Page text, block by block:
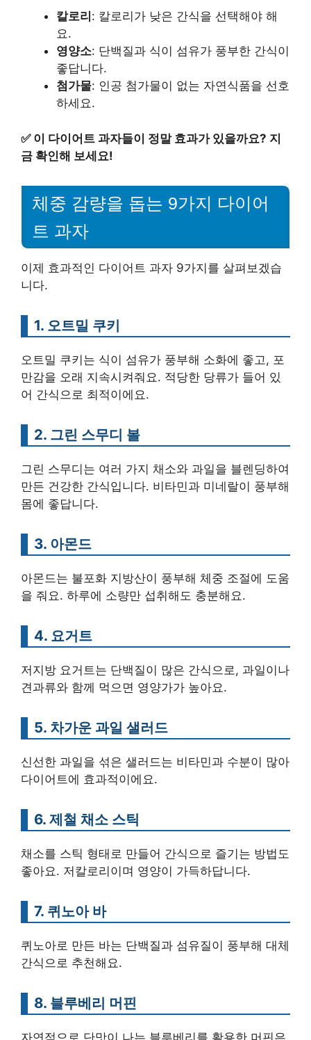
칼로리 : 칼로리가 낮은 간식을 선택해야 해
요.
영양소: 단백질과 식이 섬유가 풍부한 간식이
좋답니다.
첨가물: 인공 첨가물이 없는 자연식품을 선호
하세요.
✅ 이 다이어트 과자들이 정말 효과가 있을까요? 지
금 확인해 보세요!
체중 감량을 돕는 9가지 다이어
트 과자
이제 효과적인 다이어트 과자 9가지를 살펴보겠습
니다.
1. 오트밀 쿠키
오트밀 쿠키는 식이 섬유가 풍부해 소화에 좋고, 포
만감을 오래 지속시켜줘요. 적당한 당류가 들어 있
어 간식으로 최적이에요.
2. 그린 스무디 볼
그린 스무디는 여러 가지 채소와 과일을 블렌딩하여
만든 건강한 간식입니다. 비타민과 미네랄이 풍부해
몸에 좋답니다.
3. 아몬드
아몬드는 불포화 지방산이 풍부해 체중 조절에 도움
을 줘요. 하루에 소량만 섭취해도 충분해요.
4. 요거트
저지방 요거트는 단백질이 많은 간식으로, 과일이나
견과류와 함께 먹으면 영양가가 높아요.
5. 차가운 과일 샐러드
신선한 과일을 섞은 샐러드는 비타민과 수분이 많아
다이어트에 효과적이에요.
6. 제철 채소 스틱
채소를 스틱 형태로 만들어 간식으로 즐기는 방법도
좋아요. 저칼로리이며 영양이 가득하답니다.
7. 퀴노아 바
퀴노아로 만든 바는 단백질과 섬유질이 풍부해 대체
간식으로 추천해요.
8. 블루베리 머핀
자연적으로 단맛이 나는 블루베리를 활용한 머핀은